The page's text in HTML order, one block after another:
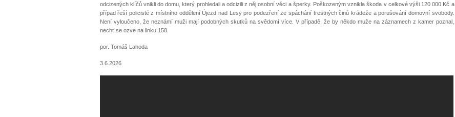
odcizených klíčů vnikli do domu, který prohledali a odcizili z něj osobní věci a šperky. Poškozeným vznikla škoda v celkové výši 120 000 Kč a
případ řeší policisté z místního oddělení Újezd nad Lesy pro podezření ze spáchání trestných činů krádeže a porušování domovní svobody.
Není vyloučeno, že neznámí muži mají podobných skutků na svědomí více. V případě, že by někdo muže na záznamech z kamer poznal,
nechť se ozve na linku 158.
por. Tomáš Lahoda
3.6.2026